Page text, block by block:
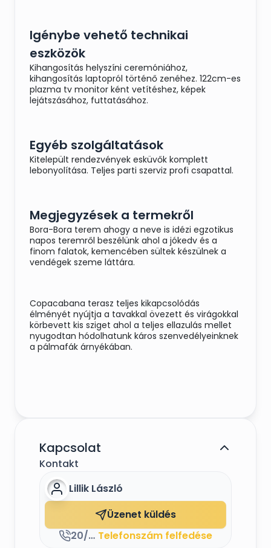
Igénybe vehető technikai
eszközök
Kihangosítás helyszíni ceremóniához,
kihangosítás laptopról történő zenéhez. 122cm-es
plazma tv monitor ként vetítéshez, képek
lejátszásához, futtatásához.
Egyéb szolgáltatások
Kitelepült rendezvények esküvők komplett
lebonyolítása. Teljes parti szerviz profi csapattal.
Megjegyzések a termekről
Bora-Bora terem ahogy a neve is idézi egzotikus
napos teremről beszélünk ahol a jókedv és a
finom falatok, kemencében sültek készülnek a
vendégek szeme láttára.
Copacabana terasz teljes kikapcsolódás
élményét nyújtja a tavakkal övezett és virágokkal
körbevett kis sziget ahol a teljes ellazulás mellet
nyugodtan hódolhatunk káros szenvedélyeinknek
a pálmafák árnyékában.
Kapcsolat
Kontakt
Lillik László
Üzenet küldés
20/939-2309 Telefonszám felfedése